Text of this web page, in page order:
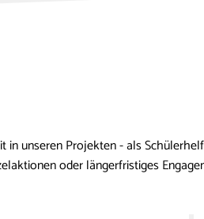
unseren Projekten - als
oder längerfristiges